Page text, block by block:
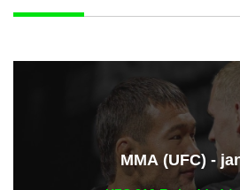
ММА (UFC) -